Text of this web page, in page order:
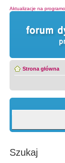
Aktualizacje na
Strona główna
Szukaj